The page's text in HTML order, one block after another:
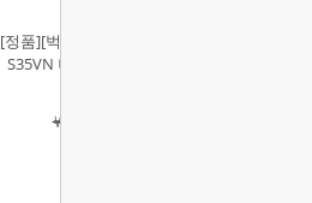
[정품][벅]팩라이트 프로세서 프로(F)
S35VN 나이프 서바이벌 캠핑 등산
￦243,000